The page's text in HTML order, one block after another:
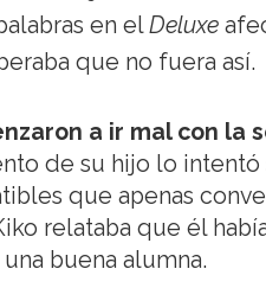
en elDeluxe
que no fuera así.
a ir mal con la
de su hijo lo
que apenas
relataba que él
buena alumna.